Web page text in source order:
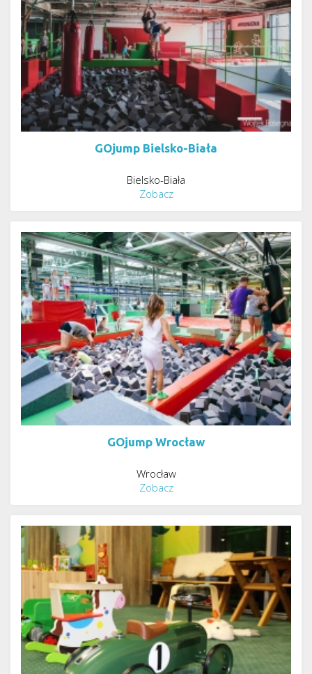
GOjump Bielsko-Biała
Bielsko-Biała
Zobacz
GOjump Wrocław
Wrocław
Zobacz